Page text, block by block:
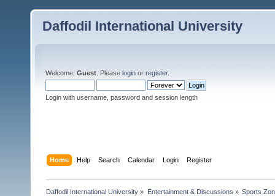
Daffodil International University
Welcome, Guest . Please login or register.
Login with username, password and session length
Home Help Search Calendar Login Register
Daffodil International University » Entertainment & Discussions » Sports